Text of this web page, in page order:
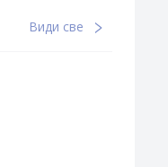
Види све